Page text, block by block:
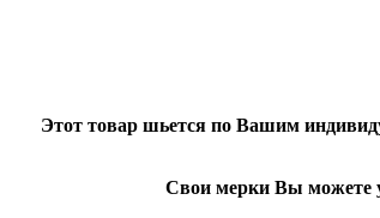
Этот товар шьется по Вашим
Свои мерки Вы можете